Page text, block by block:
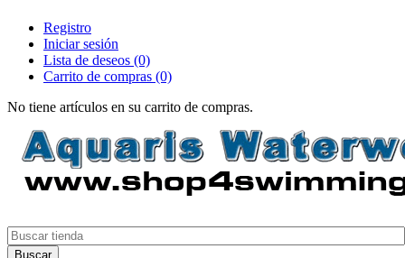
Registro
Iniciar sesión
Lista de deseos (0)
Carrito de compras (0)
No tiene artículos en su carrito de compras.